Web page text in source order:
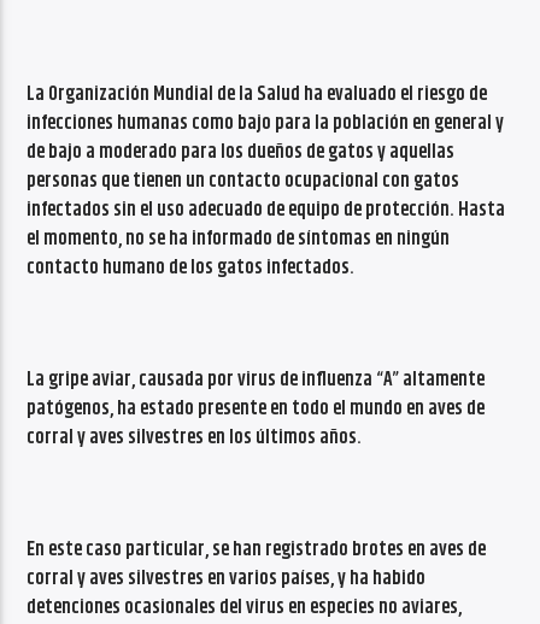
La Organización Mundial de la Salud ha evaluado el riesgo de
infecciones humanas como bajo para la población en general y
de bajo a moderado para los dueños de gatos y aquellas
personas que tienen un contacto ocupacional con gatos
infectados sin el uso adecuado de equipo de protección. Hasta
el momento, no se ha informado de síntomas en ningún
contacto humano de los gatos infectados.
La gripe aviar, causada por virus de influenza “A” altamente
patógenos, ha estado presente en todo el mundo en aves de
corral y aves silvestres en los últimos años.
En este caso particular, se han registrado brotes en aves de
corral y aves silvestres en varios países, y ha habido
detenciones ocasionales del virus en especies no aviares,